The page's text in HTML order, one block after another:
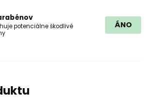
potenciálne škodlivé
ÁNO